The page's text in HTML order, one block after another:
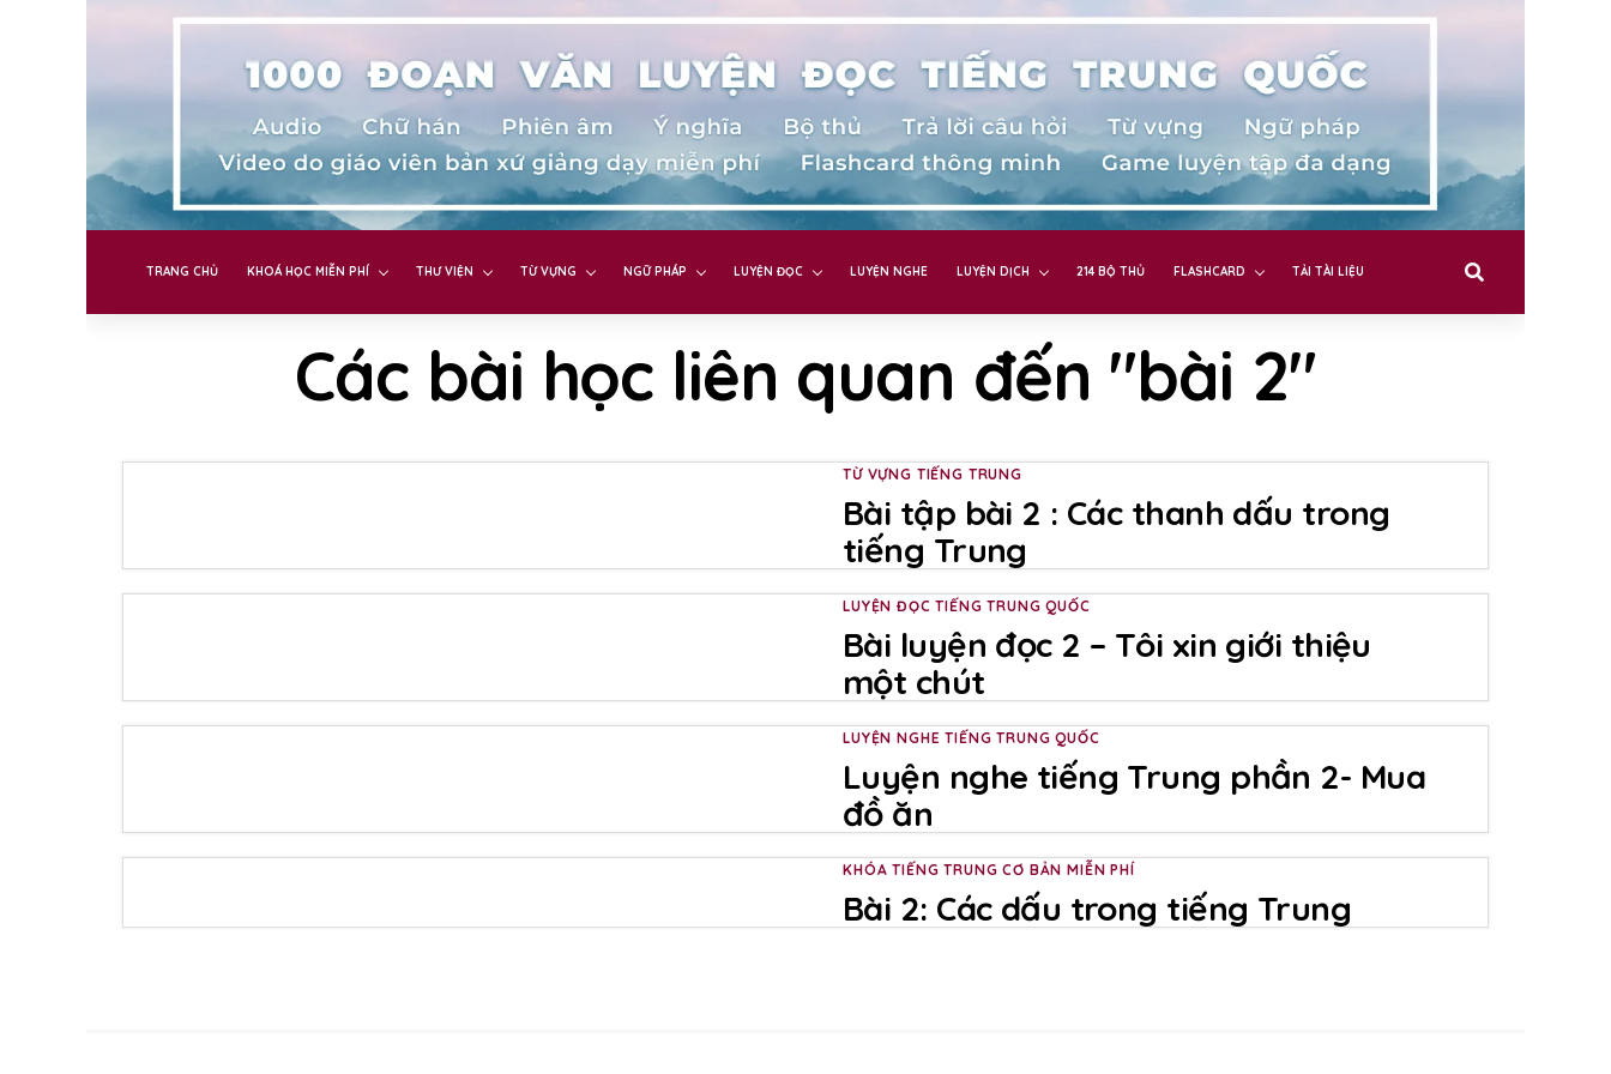
TRANG CHỦ KHOÁ HỌC MIỄN PHÍ THƯ VIỆN TỪ VỰNG NGỮ PHÁP LUYỆN ĐỌC LUYỆN NGHE LUYỆN DỊCH 214 BỘ THỦ FLASHCARD TẢI TÀI LIỆU
Các bài học liên quan đến "bài 2"
TỪ VỰNG TIẾNG TRUNG
Bài tập bài 2 : Các thanh dấu trong
tiếng Trung
LUYỆN ĐỌC TIẾNG TRUNG QUỐC
Bài luyện đọc 2 – Tôi xin giới thiệu
một chút
LUYỆN NGHE TIẾNG TRUNG QUỐC
Luyện nghe tiếng Trung phần 2- Mua
đồ ăn
KHÓA TIẾNG TRUNG CƠ BẢN MIỄN PHÍ
Bài 2: Các dấu trong tiếng Trung